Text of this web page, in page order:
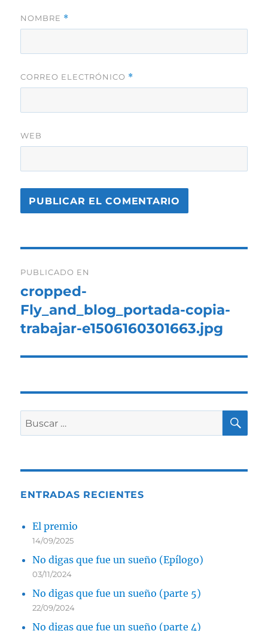
NOMBRE *
CORREO ELECTRÓNICO *
WEB
de
entradas
PUBLICADO EN
cropped-
Fly_and_blog_portada-copia-
trabajar-e1506160301663.jpg
Buscar
por:
ENTRADAS RECIENTES
El premio
14/09/2025
No digas que fue un sueño (Epílogo)
03/11/2024
No digas que fue un sueño (parte 5)
22/09/2024
No digas que fue un sueño (parte 4)